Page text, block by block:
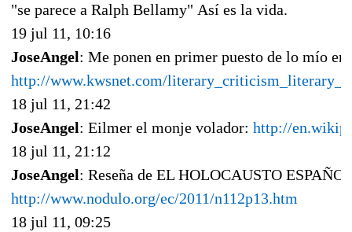
"se parece a Ralph Bellamy" Así es la vida.
19 jul 11, 10:16
JoseAngel: Me ponen en primer puesto de lo mío
http://www.kwsnet.com/
18 jul 11, 21:42
JoseAngel: Eilmer el monje volador: http://
18 jul 11, 21:12
JoseAngel: Reseña de EL HOLOCAUSTO
http://www.nodulo.org/ec/2011/n112p13.htm
18 jul 11, 09:25